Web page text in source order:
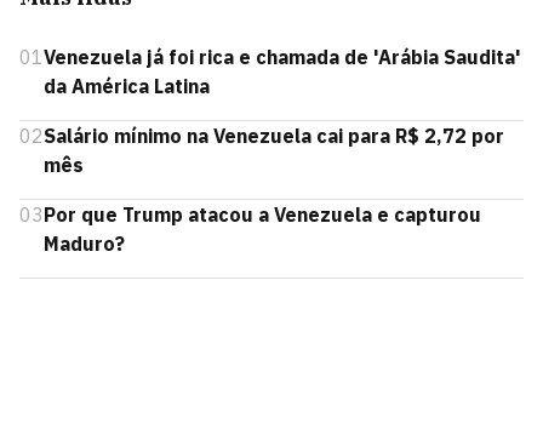
01Venezuela já foi rica e chamada de 'Arábia Saudita'
da América Latina
02Salário mínimo na Venezuela cai para R$ 2,72 por
mês
03Por que Trump atacou a Venezuela e capturou
Maduro?